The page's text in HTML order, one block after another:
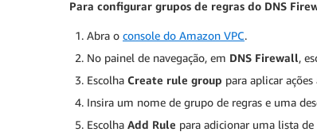
Para configurar grupos de regras do DNS
Abra o console do Amazon VPC.
No painel de navegação, em DNS Firewall,
Escolha Create rule group para aplicar
Insira um nome de grupo de regras e uma
Escolha Add Rule para adicionar uma lista